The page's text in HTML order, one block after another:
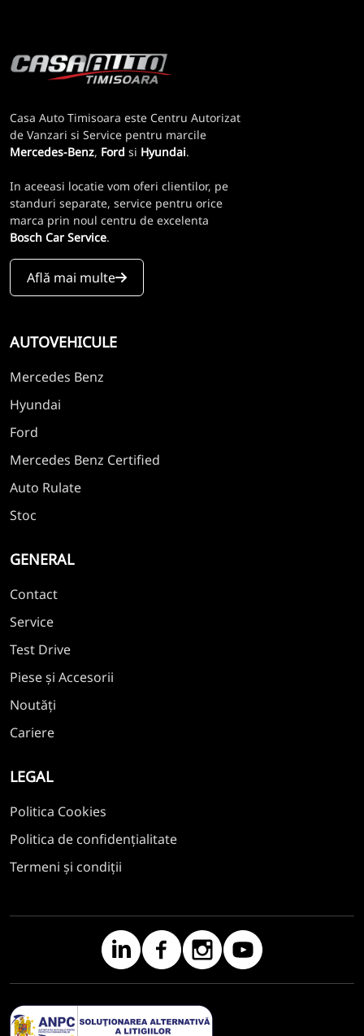
Casa Auto Timisoara este Centru Autorizat
de Vanzari si Service pentru marcile
Mercedes-Benz, Ford si Hyundai.
In aceeasi locatie vom oferi clientilor, pe
standuri separate, service pentru orice
marca prin noul centru de excelenta
Bosch Car Service.
Află mai multe
AUTOVEHICULE
Mercedes Benz
Hyundai
Ford
Mercedes Benz Certified
Auto Rulate
Stoc
GENERAL
Contact
Service
Test Drive
Piese și Accesorii
Noutăți
Cariere
LEGAL
Politica Cookies
Politica de confidențialitate
Termeni și condiții